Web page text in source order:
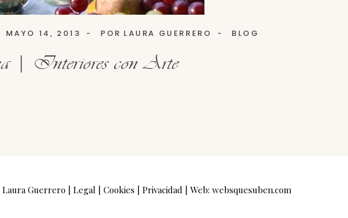
MAYO 14, 2013 POR LAURA GUERRERO BLOG
| Interiores con Arte
Guerrero | Legal | Cookies | Privacidad | Web: websquesuben.com